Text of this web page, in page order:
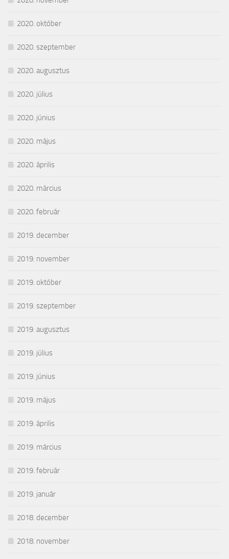
2020. október
2020. szeptember
2020. augusztus
2020. július
2020. június
2020. május
2020. április
2020. március
2020. február
2019. december
2019. november
2019. október
2019. szeptember
2019. augusztus
2019. július
2019. június
2019. május
2019. április
2019. március
2019. február
2019. január
2018. december
2018. november